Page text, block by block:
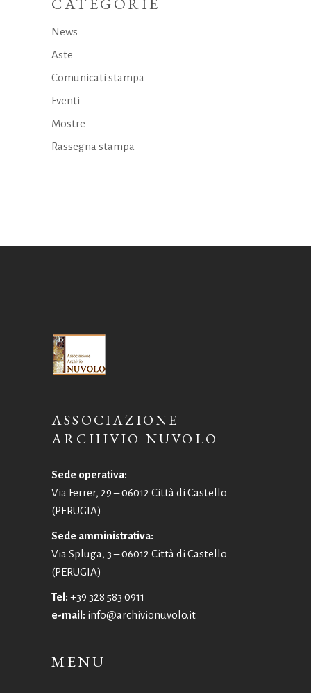
News
Aste
Comunicati stampa
Eventi
Mostre
Rassegna stampa
ASSOCIAZIONE
ARCHIVIO NUVOLO
Sede operativa:
Via Ferrer, 29 – 06012 Città di Castello
(PERUGIA)
Sede amministrativa:
Via Spluga, 3 – 06012 Città di Castello
(PERUGIA)
Tel: +39 328 583 0911
e-mail: info@archivionuvolo.it
MENU